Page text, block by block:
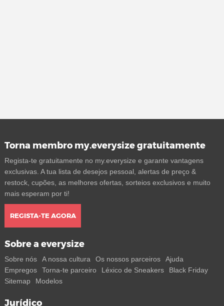
Torna membro my.everysize gratuitamente
Regista-te gratuitamente no my.everysize e garante vantagens
exclusivas. A tua lista de desejos pessoal, alertas de preço &
restock, cupões, as melhores ofertas, sorteios exclusivos e muito
mais esperam por ti!
REGISTA-TE AGORA
Sobre a everysize
Sobre nós A nossa cultura Os nossos parceiros
Ajuda
Empregos
Torna-te parceiro Léxico de Sneakers
Black Friday
Sitemap
Modelos
Jurídico